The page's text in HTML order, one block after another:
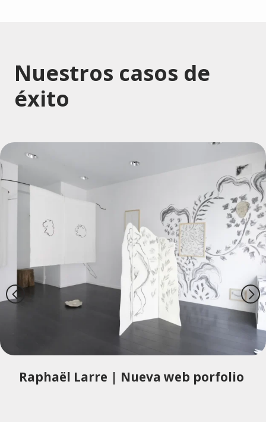
Nuestros casos de
éxito
Raphaël Larre | Nueva web porfolio